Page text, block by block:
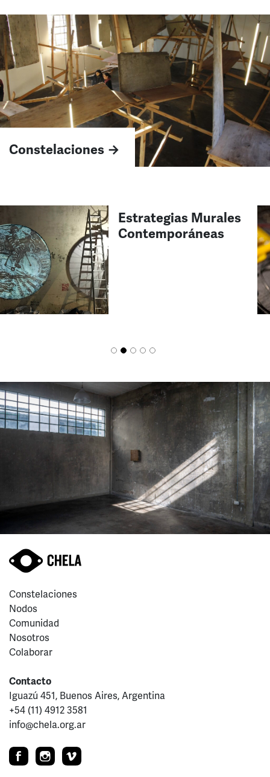
Constelaciones →
Estrategias Murales
Contemporáneas
Constelaciones
Nodos
Comunidad
Nosotros
Colaborar
Contacto
Iguazú 451, Buenos Aires, Argentina
+54 (11) 4912 3581
info@chela.org.ar